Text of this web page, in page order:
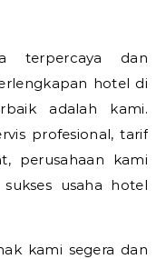
terpercaya dan
hotel di
adalah kami.
profesional, tarif
perusahaan kami
usaha hotel
kami segera dan